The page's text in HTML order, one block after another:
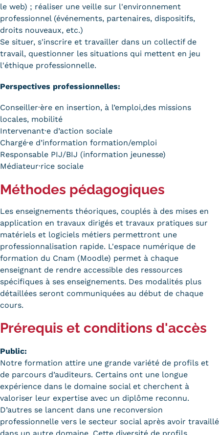
Tarifs
Modalités de financement
Infos entreprises
Taxe d'apprentissage
Infos enseignants
Être enseignant au Cnam
Liste des partenaires
Communication
Kits communications Cnam
Prospect
Fiche contact salons, forums,
JPO
le web) ; réaliser une veille sur l'environnement
professionnel (événements, partenaires, dispositifs,
droits nouveaux, etc.)
Se situer, s'inscrire et travailler dans un collectif de
travail, questionner les situations qui mettent en jeu
l'éthique professionnelle.
Perspectives professionnelles:
Conseiller·ère en insertion, à l’emploi,des missions
locales, mobilité
Intervenant·e d’action sociale
Chargé·e d’information formation/emploi
Responsable PIJ/BIJ (information jeunesse)
Médiateur·rice sociale
Méthodes pédagogiques
Les enseignements théoriques, couplés à des mises en
application en travaux dirigés et travaux pratiques sur
matériels et logiciels métiers permettront une
professionnalisation rapide. L'espace numérique de
formation du Cnam (Moodle) permet à chaque
enseignant de rendre accessible des ressources
spécifiques à ses enseignements. Des modalités plus
détaillées seront communiquées au début de chaque
cours.
Prérequis et conditions d'accès
Public:
Notre formation attire une grande variété de profils et
de parcours d’auditeurs. Certains ont une longue
expérience dans le domaine social et cherchent à
valoriser leur expertise avec un diplôme reconnu.
D’autres se lancent dans une reconversion
professionnelle vers le secteur social après avoir travaillé